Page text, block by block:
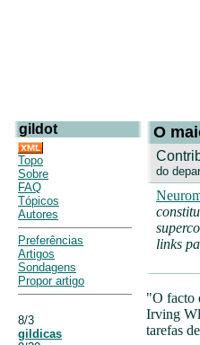
gildot
Topo
Sobre
FAQ
Tópicos
Autores
Preferências
Artigos
Sondagens
Propor artigo
8/3
gildicas
O
do
links
"O facto
Irving
tarefas